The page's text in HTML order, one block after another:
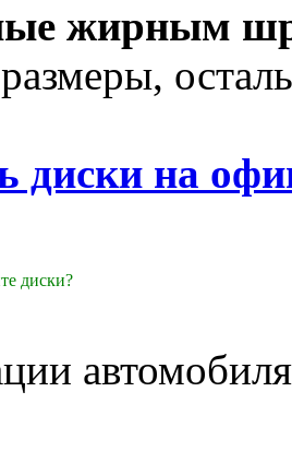
жирным
размеры,
диски на
диски?